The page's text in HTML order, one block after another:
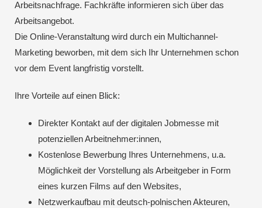
Arbeitsnachfrage. Fachkräfte informieren sich über das
Arbeitsangebot.
Die Online-Veranstaltung wird durch ein Multichannel-
Marketing beworben, mit dem sich Ihr Unternehmen schon
vor dem Event langfristig vorstellt.
Ihre Vorteile auf einen Blick:
Direkter Kontakt auf der digitalen Jobmesse mit
potenziellen Arbeitnehmer:innen,
Kostenlose Bewerbung Ihres Unternehmens, u.a.
Möglichkeit der Vorstellung als Arbeitgeber in Form
eines kurzen Films auf den Websites,
Netzwerkaufbau mit deutsch-polnischen Akteuren,